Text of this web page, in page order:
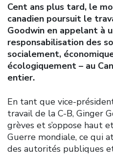
Cent ans plus tard, le
canadien poursuit le
Goodwin en appelant à
responsabilisation des
socialement,
écologiquement – au
entier.
En tant que vice-
travail de la C-B, Ginger
grèves et s’oppose haut
Guerre mondiale, ce qui
des autorités publiques